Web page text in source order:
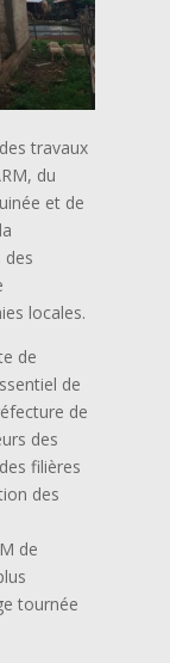
travaux
du
et de
des
locales.
de
de
de
des
filières
des
de
tournée